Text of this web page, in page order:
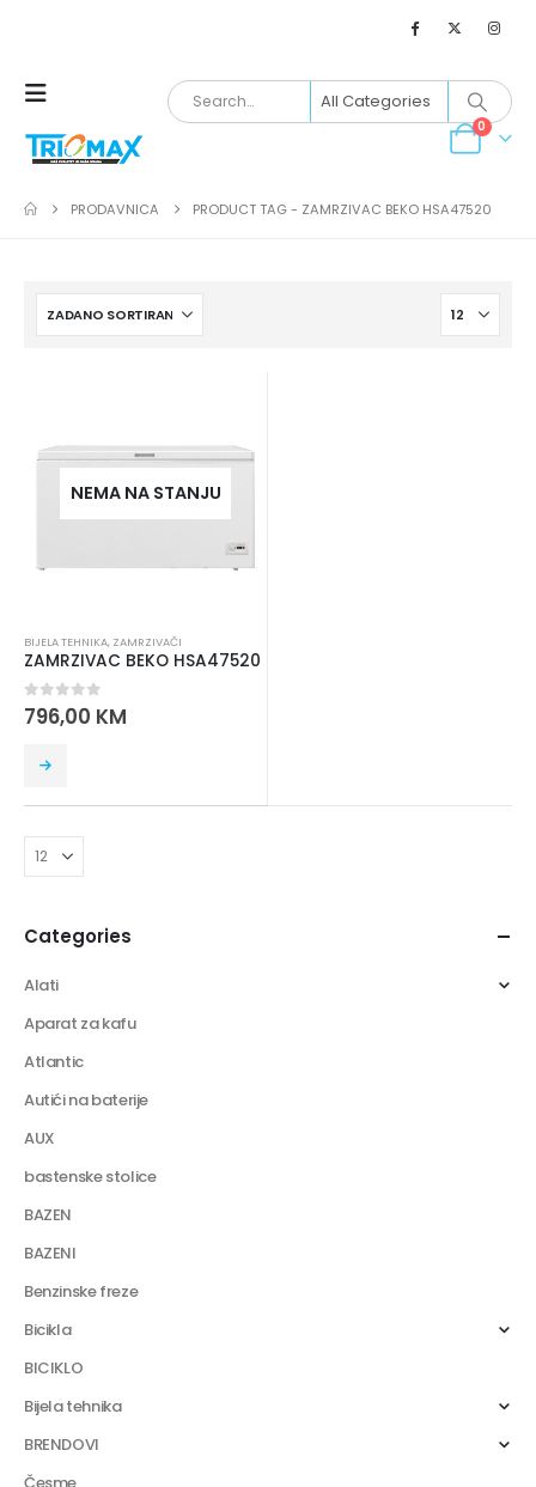
0
PRODAVNICA PRODUCT TAG - ZAMRZIVAC BEKO HSA47520
NEMA NA STANJU
BIJELA TEHNIKA, ZAMRZIVAČI
ZAMRZIVAC BEKO HSA47520
0out of 5
796,00 KM
Categories
Alati
Aparat za kafu
Atlantic
Autići na baterije
AUX
bastenske stolice
BAZEN
BAZENI
Benzinske freze
Bicikla
BICIKLO
Bijela tehnika
BRENDOVI
Česme